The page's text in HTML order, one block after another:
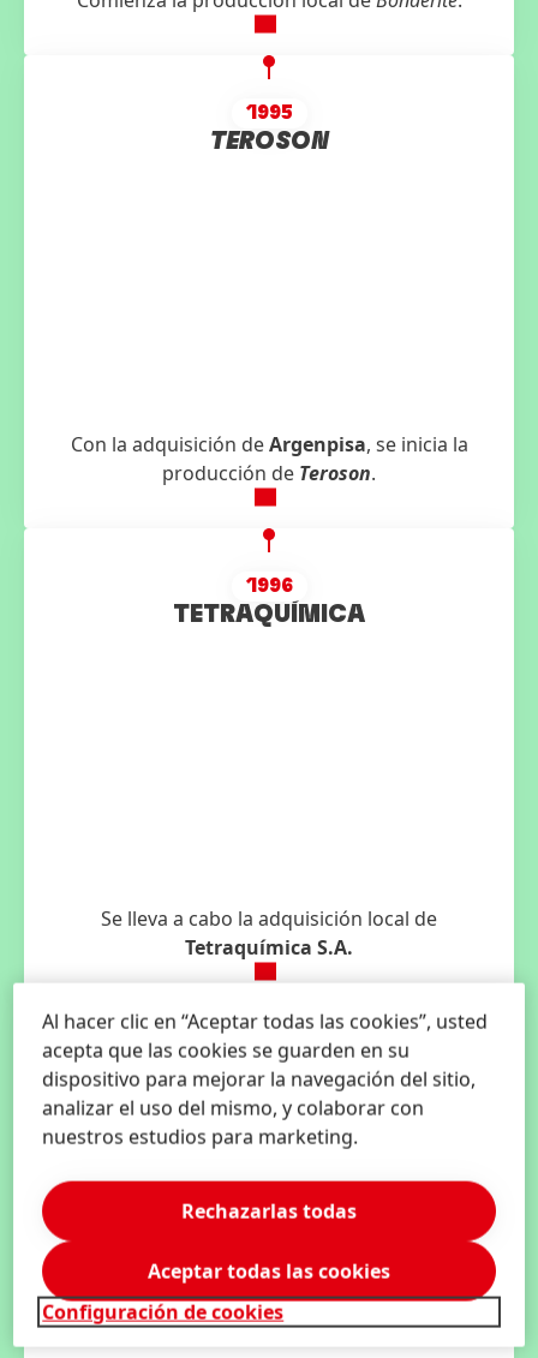
1995
TEROSON
Con la adquisición deArgenpisa, se inicia la
producción de Teroson.
1996
TETRAQUÍMICA
Se lleva a cabo la adquisición local de
Tetraquímica S.A.
1997
LOCTITE
Al hacer clic en “Aceptar todas las cookies”, usted
acepta que las cookies se guarden en su
dispositivo para mejorar la navegación del sitio,
analizar el uso del mismo, y colaborar con
nuestros estudios para marketing.
Configuración de cookies
Rechazarlas todas
Aceptar todas las cookies